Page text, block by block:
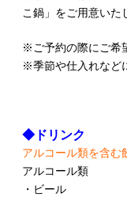
こ鍋」をご用意いた
※ご予約の際にご希
※季節や仕入れなど
◆ドリンク
アルコール類を含む
アルコール類
・ビール